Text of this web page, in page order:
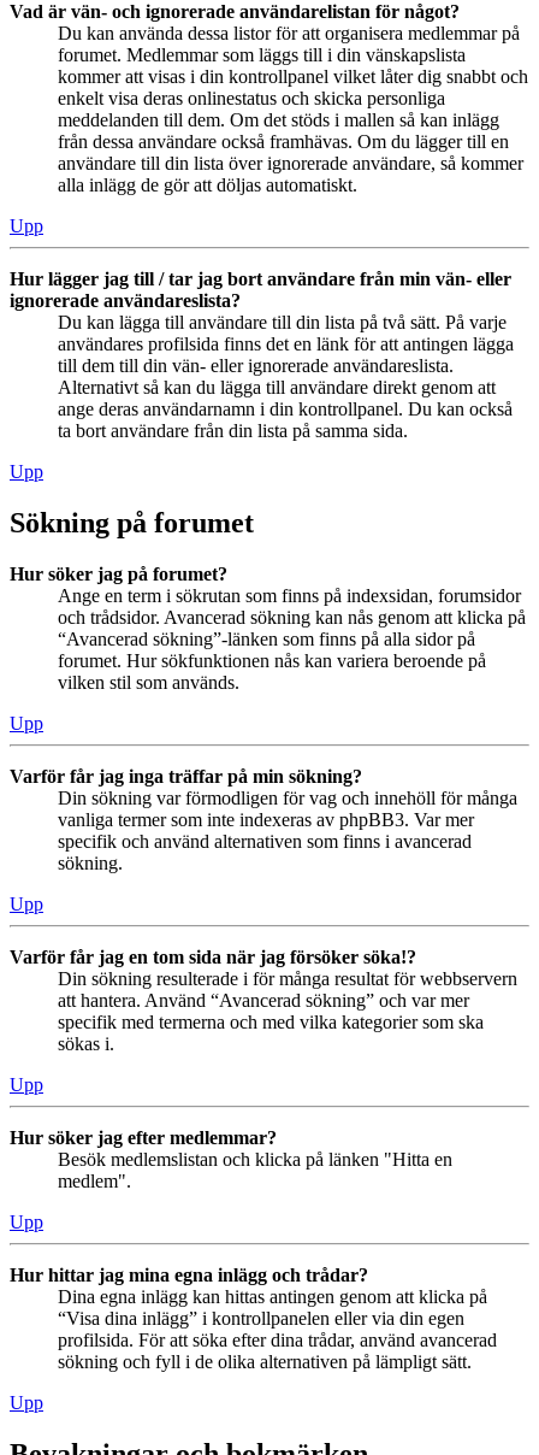
Vad är vän- och ignorerade användarelistan för något?
Du kan använda dessa listor för att organisera medlemmar på
forumet. Medlemmar som läggs till i din vänskapslista
kommer att visas i din kontrollpanel vilket låter dig snabbt och
enkelt visa deras onlinestatus och skicka personliga
meddelanden till dem. Om det stöds i mallen så kan inlägg
från dessa användare också framhävas. Om du lägger till en
användare till din lista över ignorerade användare, så kommer
alla inlägg de gör att döljas automatiskt.
Upp
Hur lägger jag till / tar jag bort användare från min vän- eller
ignorerade användareslista?
Du kan lägga till användare till din lista på två sätt. På varje
användares profilsida finns det en länk för att antingen lägga
till dem till din vän- eller ignorerade användareslista.
Alternativt så kan du lägga till användare direkt genom att
ange deras användarnamn i din kontrollpanel. Du kan också
ta bort användare från din lista på samma sida.
Upp
Sökning på forumet
Hur söker jag på forumet?
Ange en term i sökrutan som finns på indexsidan, forumsidor
och trådsidor. Avancerad sökning kan nås genom att klicka på
“Avancerad sökning”-länken som finns på alla sidor på
forumet. Hur sökfunktionen nås kan variera beroende på
vilken stil som används.
Upp
Varför får jag inga träffar på min sökning?
Din sökning var förmodligen för vag och innehöll för många
vanliga termer som inte indexeras av phpBB3. Var mer
specifik och använd alternativen som finns i avancerad
sökning.
Upp
Varför får jag en tom sida när jag försöker söka!?
Din sökning resulterade i för många resultat för webbservern
att hantera. Använd “Avancerad sökning” och var mer
specifik med termerna och med vilka kategorier som ska
sökas i.
Upp
Hur söker jag efter medlemmar?
Besök medlemslistan och klicka på länken "Hitta en
medlem".
Upp
Hur hittar jag mina egna inlägg och trådar?
Dina egna inlägg kan hittas antingen genom att klicka på
“Visa dina inlägg” i kontrollpanelen eller via din egen
profilsida. För att söka efter dina trådar, använd avancerad
sökning och fyll i de olika alternativen på lämpligt sätt.
Upp